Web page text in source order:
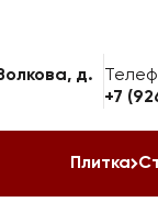
д.
+7
Плитка